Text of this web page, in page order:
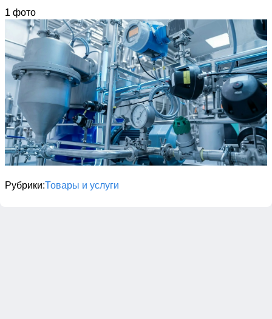
1 фото
Рубрики Товары и услуги